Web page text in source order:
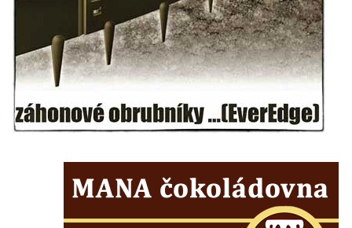
Kaple Panny Marie v Horním Třeboníně
Kaple mezi Dolním Třebonínem a Horním
Třebonínem
Kaple v severní části Dolního Třebonína
Márnice na hřbitově v Rybniště
Kaple u kostela svatého Jiljí v Lužci nad
Kaple Božího těla na hřbitově v Hostíně u
Vojkovic